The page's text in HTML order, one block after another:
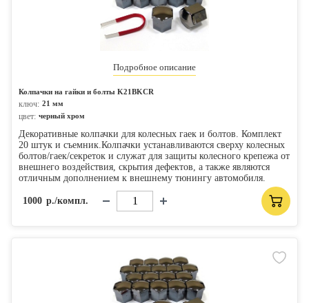
Подробное описание
Колпачки на гайки и болты K21BKCR
ключ: 21 мм
цвет: черный хром
Декоративные колпачки для колесных гаек и болтов. Комплект
20 штук и съемник.Колпачки устанавливаются сверху колесных
болтов/гаек/секреток и служат для защиты колесного крепежа от
внешнего воздействия, скрытия дефектов, а также являются
отличным дополнением к внешнему тюнингу автомобиля.
1000 р./компл.